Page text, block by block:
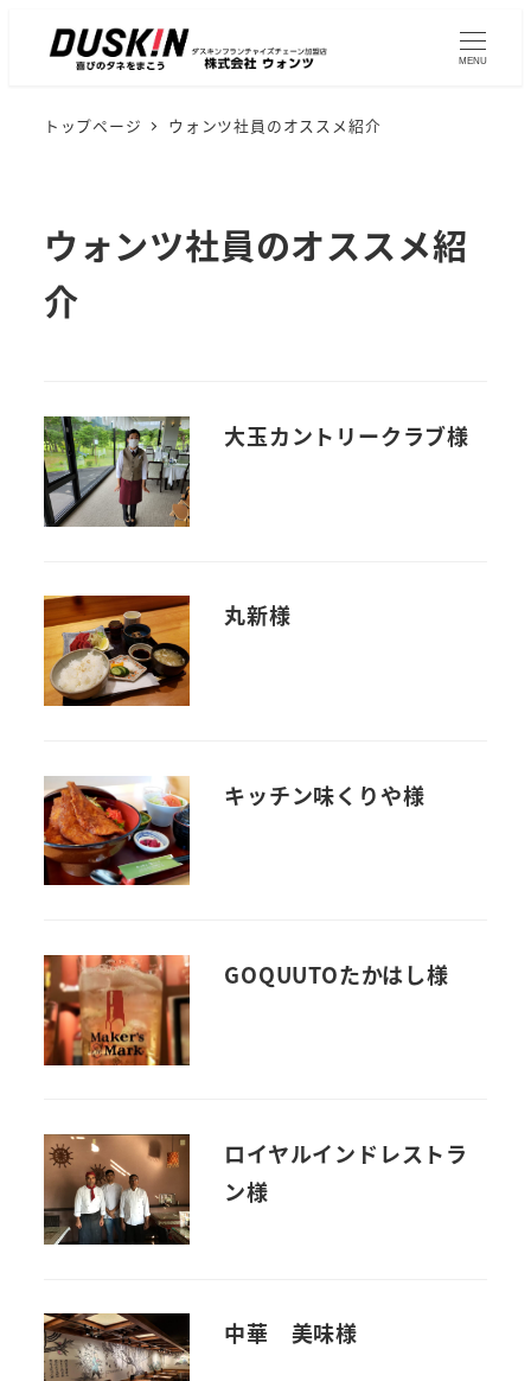
MENU
トップページ ウォンツ社員のオススメ紹介
ウォンツ社員のオススメ紹
介
大玉カントリークラブ様
丸新様
キッチン味くりや様
GOQUUTOたかはし様
ロイヤルインドレストラ
ン様
中華 美味様